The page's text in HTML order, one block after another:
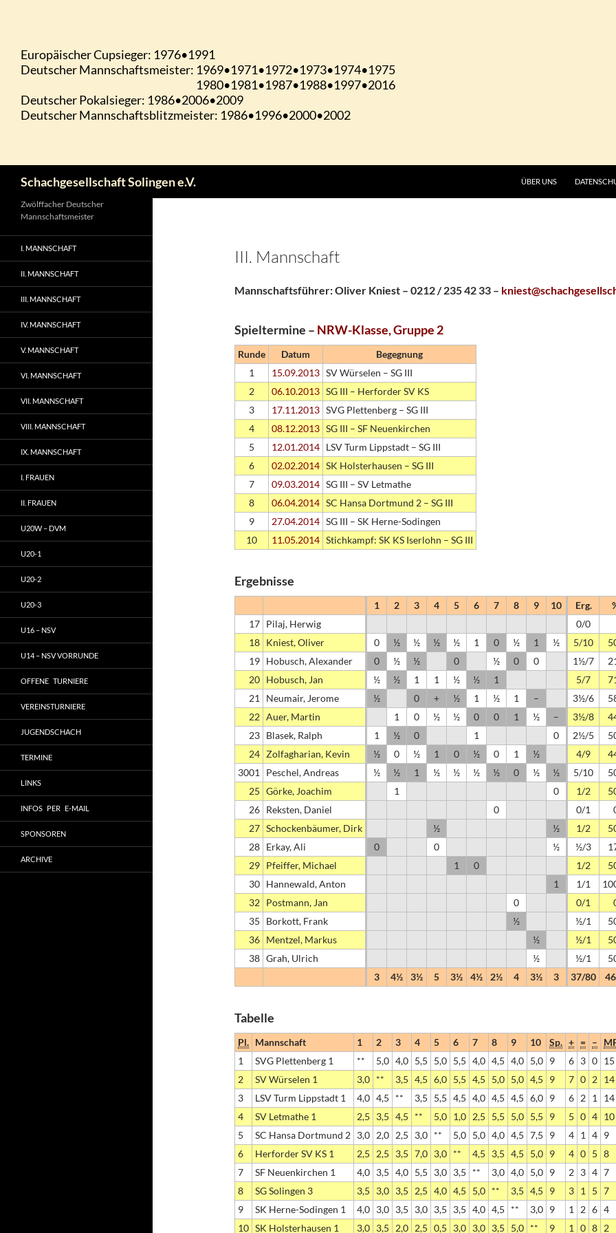
Schachgesellschaft Solingen e.V. ÜBER UNS
III. Mannschaft
Mannschaftsführer: Oliver Kniest – 0212 / 235 42 33 –
Spieltermine – NRW-Klasse, Gruppe 2
Runde Datum
Begegnung
1
15.09.2013 SV Würselen – SG III
2
06.10.2013 SG III – Herforder SV KS
3
17.11.2013 SVG Plettenberg – SG III
4
08.12.2013 SG III – SF Neuenkirchen
5
12.01.2014 LSV Turm Lippstadt – SG III
6
02.02.2014 SK Holsterhausen – SG III
7
09.03.2014 SG III – SV Letmathe
8
06.04.2014 SC Hansa Dortmund 2 – SG III
9
27.04.2014 SG III – SK Herne-Sodingen
10
11.05.2014 Stichkampf: SK KS Iserlohn – SG III
Ergebnisse
1 2 3 4 5 6 7 8 9 10 Erg.
17 Pilaj, Herwig
0/0
18 Kniest, Oliver 0 ½ ½ ½ ½ 1 0 ½ 1 ½ 5/10
19 Hobusch, Alexander 0 ½ ½ 0 ½ 0 0 1½/7
20 Hobusch, Jan ½ ½ 1 1 ½ ½ 1 5/7
21
Neumair, Jerome ½ 0 + ½ 1 ½ 1 – 3½/6
22 Auer, Martin 1 0 ½ ½ 0 0 1 ½ – 3½/8
23 Blasek, Ralph 1 ½ 0 1 0 2½/5
24 Zolfagharian, Kevin ½ 0 ½ 1 0 ½ 0 1 ½ 4/9
3001
Peschel, Andreas ½ ½ 1 ½ ½ ½ ½ 0 ½ ½ 5/10
25 Görke, Joachim 1 0 1/2
26 Reksten, Daniel 0 0/1
27 Schockenbäumer, Dirk ½ ½ 1/2
28 Erkay, Ali 0 0 ½ ½/3
29 Pfeiffer, Michael 1 0 1/2
30 Hannewald, Anton 1 1/1
32 Postmann, Jan 0 0/1
35
Borkott, Frank ½ ½/1
36 Mentzel, Markus ½ ½/1
38 Grah, Ulrich ½ ½/1
3
4½ 3½ 5 3½ 4½ 2½ 4 3½ 3 37/80
Tabelle
Pl. Mannschaft 1 2 3 4 5 6 7 8 9 10 Sp. + = –
1
SVG Plettenberg 1 ** 5,0 4,0 5,5 5,0 5,5 4,0 4,5 4,0 5,0 9 6 3 0 15
2
SV Würselen 1 3,0 ** 3,5 4,5 6,0 5,5 4,5 5,0 5,0 4,5 9 7 0 2 14
3
LSV Turm Lippstadt 1 4,0 4,5 ** 3,5 5,5 4,5 4,0 4,5 4,5 6,0 9 6 2 1
14
4
SV Letmathe 1 2,5 3,5 4,5 ** 5,0 1,0 2,5 5,5 5,0 5,5 9 5 0 4 10
5
SC Hansa Dortmund 2 3,0 2,0 2,5 3,0 ** 5,0 5,0 4,0 4,5 7,5 9 4 1 4 9
6
Herforder SV KS 1 2,5 2,5 3,5 7,0 3,0 ** 4,5 3,5 4,5 5,0 9 4 0 5 8
7
SF Neuenkirchen 1 4,0 3,5 4,0 5,5 3,0 3,5 ** 3,0 4,0 5,0 9 2 3 4 7
8
SG Solingen 3 3,5 3,0 3,5 2,5 4,0 4,5 5,0 ** 3,5 4,5 9 3 1 5 7
9
SK Herne-Sodingen 1 4,0 3,0 3,5 3,0 3,5 3,5 4,0 4,5 ** 3,0 9 1 2 6 4
10 SK Holsterhausen 1 3,0 3,5 2,0 2,5 0,5 3,0 3,0 3,5 5,0 ** 9 1 0 8 2
Zwölffacher Deutscher
Mannschaftsmeister
I. MANNSCHAFT
II. MANNSCHAFT
III. MANNSCHAFT
IV. MANNSCHAFT
V. MANNSCHAFT
VI. MANNSCHAFT
VII. MANNSCHAFT
VIII. MANNSCHAFT
IX. MANNSCHAFT
I. FRAUEN
II. FRAUEN
U20W – DVM
U20-1
U20-2
U20-3
U16 – NSV
U14 – NSV VORRUNDE
OFFENE TURNIERE
VEREINSTURNIERE
JUGENDSCHACH
TERMINE
LINKS
INFOS PER E-MAIL
SPONSOREN
ARCHIVE